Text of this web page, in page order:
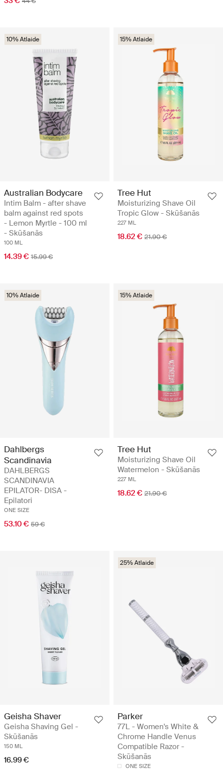
10% Atlaide
Australian Bodycare
Intim Balm - after shave
balm against red spots
- Lemon Myrtle - 100 ml
- Skūšanās
100 ML
14.39 € 15.99 €
15% Atlaide
Tree Hut
Moisturizing Shave Oil
Tropic Glow - Skūšanās
227 ML
18.62 € 21.90 €
10% Atlaide
Dahlbergs
Scandinavia
DAHLBERGS
SCANDINAVIA
EPILATOR- DISA -
Epilatori
ONE SIZE
53.10 € 59 €
15% Atlaide
Tree Hut
Moisturizing Shave Oil
Watermelon - Skūšanās
227 ML
18.62 € 21.90 €
Geisha Shaver
Geisha Shaving Gel -
Skūšanās
150 ML
16.99 €
25% Atlaide
Parker
77L - Women's White &
Chrome Handle Venus
Compatible Razor -
Skūšanās
ONE SIZE